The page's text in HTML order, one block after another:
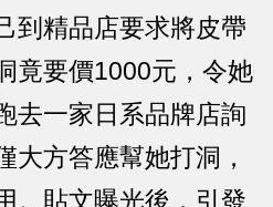
到精品店要求將皮帶
竟要價1000元，令她
去一家日系品牌店詢
大方答應幫她打洞，
。貼文曝光後，引發